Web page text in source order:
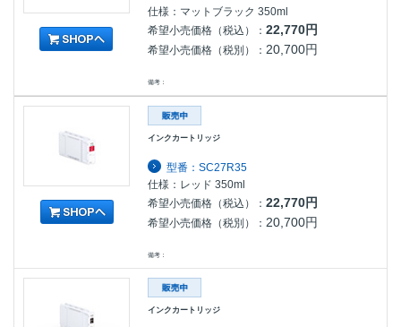
仕様：マットブラック 350ml
希望小売価格（税込）： 22,770円
希望小売価格（税別）： 20,700円
備考：
インクカートリッジ
型番：SC27R35
仕様：レッド 350ml
希望小売価格（税込）：22,770円
希望小売価格（税別）： 20,700円
備考：
インクカートリッジ